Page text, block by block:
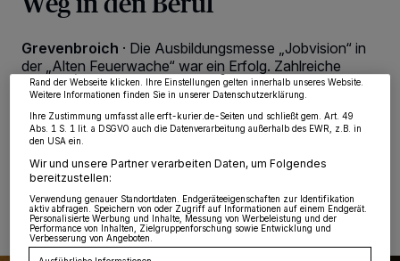
Grevenbroich · Die Ausbildungsmesse „Jobvision“ in
der „Alten Feuerwache“ war ein Erfolg. Zahlreiche
Schüler sowie andere Interessierte nutzten die Chance,
sich über die Wege in den Beruf zu informieren.
26.03.2026 , 12:23 Uhr
von OK aktivieren Sie Tracking-Technologien für die unter „Wir und unsere
Partner verarbeiten Daten, um Ihnen Dienste bereitzustellen“ aufgeführten
möglicherweise nicht mehr so relevant für Sie. Sie können dieses Menü jederzeit
wieder aufrufen, um Ihre Einstellungen zu ändern oder Ihre Einwilligung zu
widerrufen, indem Sie auf den Link Einstellungen oder Ablehnen am unteren
Rand der Webseite klicken. Ihre Einstellungen gelten innerhalb unseres Website.
Weitere Informationen finden Sie in unserer Datenschutzerklärung.
Ihre Zustimmung umfasst alle erft-kurier.de-Seiten und schließt gem. Art. 49
Abs. 1 S. 1 lit. a DSGVO auch die Datenverarbeitung außerhalb des EWR, z.B. in
den USA ein.
Wir und unsere Partner verarbeiten Daten, um Folgendes
bereitzustellen:
Verwendung genauer Standortdaten. Endgeräteeigenschaften zur Identifikation
aktiv abfragen. Speichern von oder Zugriff auf Informationen auf einem Endgerät.
Personalisierte Werbung und Inhalte, Messung von Werbeleistung und der
Performance von Inhalten, Zielgruppenforschung sowie Entwicklung und
Verbesserung von Angeboten.